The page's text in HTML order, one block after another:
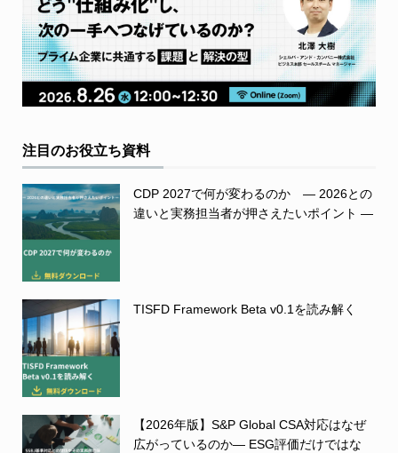
注目のお役立ち資料
CDP 2027で何が変わるのか ― 2026との
違いと実務担当者が押さえたいポイント ―
TISFD Framework Beta v0.1を読み解く
【2026年版】S&P Global CSA対応はなぜ
広がっているのか― ESG評価だけではな